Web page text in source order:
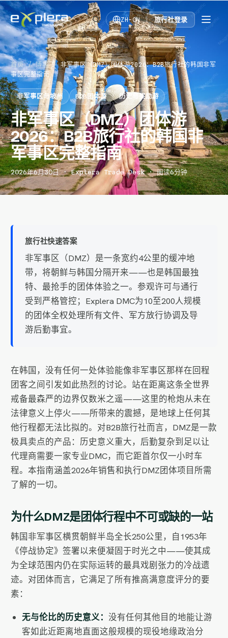
ZH-CN 旅行社登录
首页 / 博客 / 非军事区（DMZ）团体游2026：B2B旅行社的韩国非军
事区完整指南
非军事区与坡州 B2B团体游 历史与奖励游
非军事区（DMZ）团体游
2026：B2B旅行社的韩国非
军事区完整指南
2026年6月30日 · Explera Trade Desk · 阅读6分钟
旅行社快速答案
非军事区（DMZ）是一条宽约4公里的缓冲地
带，将朝鲜与韩国分隔开来——也是韩国最独
特、最抢手的团体体验之一。参观许可与通行
受到严格管控；Explera DMC为10至200人规模
的团体全权处理所有文件、军方放行协调及导
游后勤事宜。
在韩国，没有任何一处体验能像非军事区那样在回程
团客之间引发如此热烈的讨论。站在距离这条全世界
戒备最森严的边界仅数米之遥——这里的枪炮从未在
法律意义上停火——所带来的震撼，是地球上任何其
他行程都无法比拟的。对B2B旅行社而言，DMZ是一款
极具卖点的产品：历史意义重大，后勤复杂到足以让
代理商需要一家专业DMC，而它距首尔仅一小时车
程。本指南涵盖2026年销售和执行DMZ团体项目所需
了解的一切。
为什么DMZ是团体行程中不可或缺的一站
韩国非军事区横贯朝鲜半岛全长250公里，自1953年
《停战协定》签署以来便凝固于时光之中——使其成
为全球范围内仍在实际运转的最具戏剧张力的冷战遗
迹。对团体而言，它满足了所有推高满意度评分的要
素：
无与伦比的历史意义： 没有任何其他目的地能让游
客如此近距离地直面这般规模的现役地缘政治分